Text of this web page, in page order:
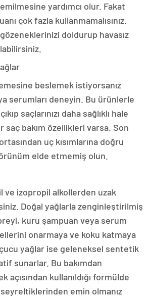
yardımcı olur. Fakat
çok fazla kullanmamalısınız.
gözeneklerinizi doldurup havasız
beslemek istiyorsanız
serumları deneyin. Bu ürünlerle
saçlarınızı daha sağlıklı hale
bakım özellikleri varsa. Son
uç kısımlarına doğru
elde etmemiş olun.
ve izopropil alkollerden uzak
Doğal yağlarla zenginleştirilmiş
kuru şampuan veya serum
onarmaya ve koku katmaya
yağlar ise geleneksel sentetik
sunarlar. Bu bakımdan
açısından kullanıldığı formülde
emin olmanız